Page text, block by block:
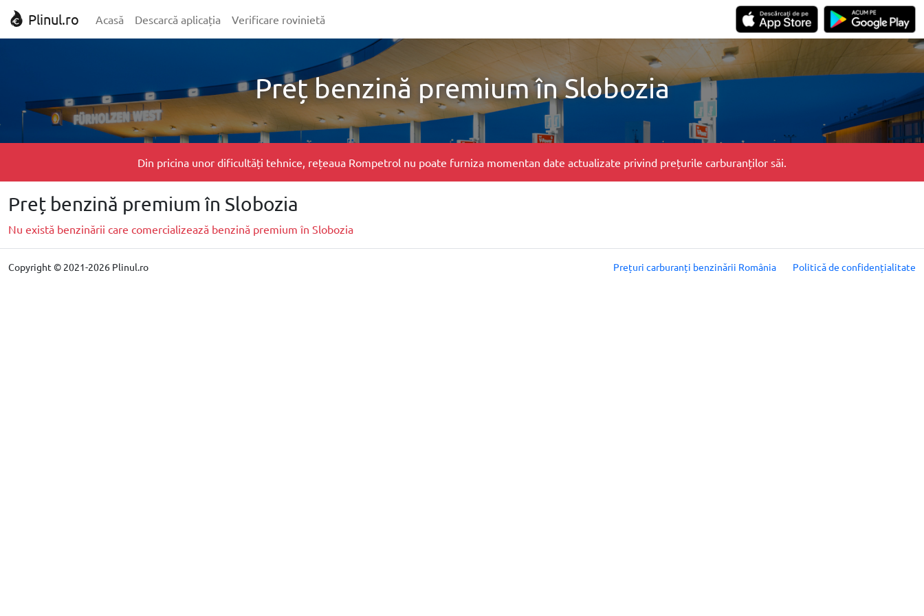
Plinul.ro Acasă Descarcă aplicația Verificare rovinietă
Preț benzină premium în Slobozia
Din pricina unor dificultăți tehnice, rețeaua Rompetrol nu poate furniza momentan date actualizate privind prețurile carburanților săi.
Preț benzină premium în Slobozia
Nu există benzinării care comercializează benzină premium în Slobozia
Copyright © 2021-2026 Plinul.ro Prețuri carburanți benzinării România Politică de confidențialitate